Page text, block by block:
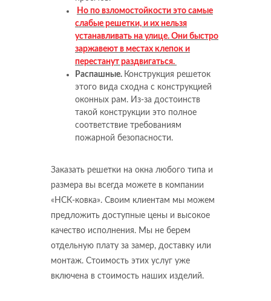
Но по взломостойкости это самые
слабые решетки, и их нельзя
устанавливать на улице. Они быстро
заржавеют в местах клепок и
перестанут раздвигаться.
Распашные. Конструкция решеток
этого вида сходна с конструкцией
оконных рам. Из-за достоинств
такой конструкции это полное
соответствие требованиям
пожарной безопасности.
Заказать решетки на окна любого типа и
размера вы всегда можете в компании
«НСК-ковка». Своим клиентам мы можем
предложить доступные цены и высокое
качество исполнения. Мы не берем
отдельную плату за замер, доставку или
монтаж. Стоимость этих услуг уже
включена в стоимость наших изделий.